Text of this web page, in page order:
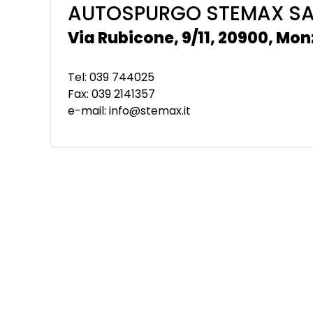
AUTOSPURGO STEMAX
Via Rubicone, 9/11, 20900,
Tel: 039 744025
Fax: 039 2141357
e-mail: info@stemax.it